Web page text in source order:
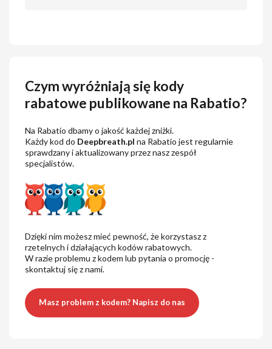
Czym wyróżniają się kody
rabatowe publikowane na Rabatio?
Na Rabatio dbamy o jakość każdej zniżki.
Każdy kod do Deepbreath.pl na Rabatio jest regularnie
sprawdzany i aktualizowany przez nasz zespół
specjalistów.
Dzięki nim możesz mieć pewność, że korzystasz z
rzetelnych i działających kodów rabatowych.
W razie problemu z kodem lub pytania o promocję -
skontaktuj się z nami.
Masz problem z kodem? Napisz do nas